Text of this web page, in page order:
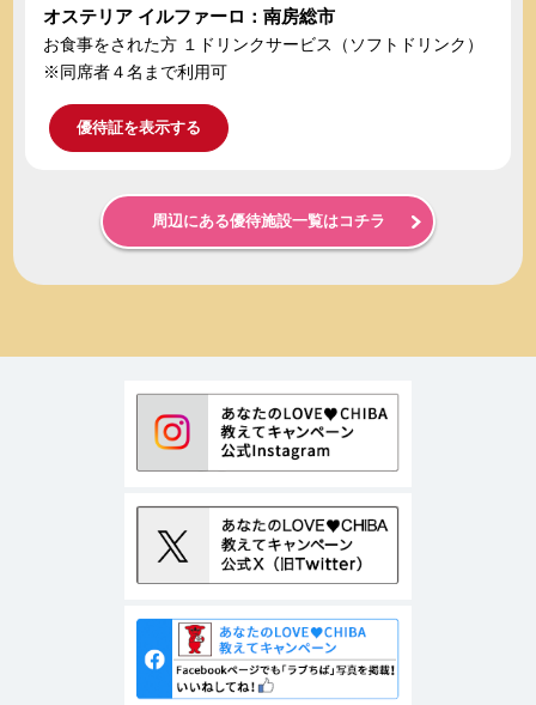
オステリア イルファーロ：南房総市
お食事をされた方 １ドリンクサービス（ソフトドリンク）
※同席者４名まで利用可
優待証を表示する
周辺にある優待施設一覧はコチラ